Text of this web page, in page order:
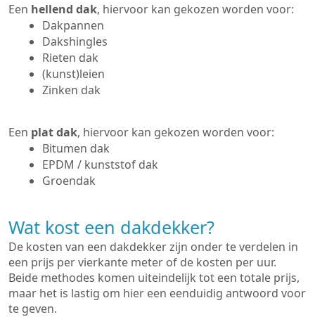
Een hellend dak, hiervoor kan gekozen worden voor:
Dakpannen
Dakshingles
Rieten dak
(kunst)leien
Zinken dak
Een plat dak, hiervoor kan gekozen worden voor:
Bitumen dak
EPDM / kunststof dak
Groendak
Wat kost een dakdekker?
De kosten van een dakdekker zijn onder te verdelen in
een prijs per vierkante meter of de kosten per uur.
Beide methodes komen uiteindelijk tot een totale prijs,
maar het is lastig om hier een eenduidig antwoord voor
te geven.